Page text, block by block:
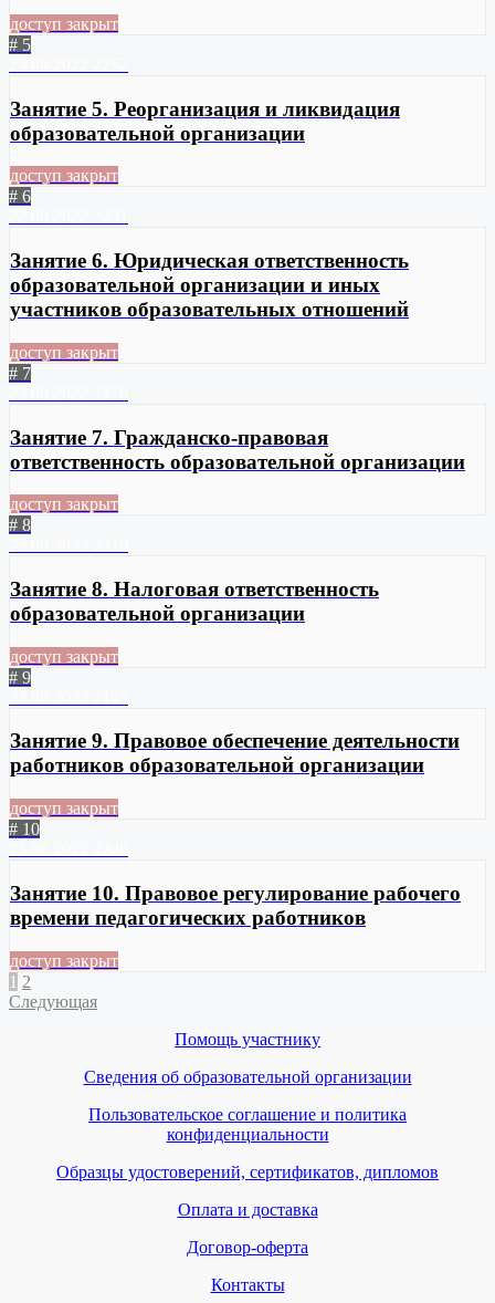
доступ закрыт
# 5
Занятие 5. Реорганизация и ликвидация
образовательной организации
доступ закрыт
# 6
Занятие 6. Юридическая ответственность
образовательной организации и иных
участников образовательных отношений
доступ закрыт
# 7
Занятие 7. Гражданско-правовая
ответственность образовательной организации
доступ закрыт
# 8
Занятие 8. Налоговая ответственность
образовательной организации
доступ закрыт
# 9
Занятие 9. Правовое обеспечение деятельности
работников образовательной организации
доступ закрыт
# 10
Занятие 10. Правовое регулирование рабочего
времени педагогических работников
доступ закрыт
1 2
Следующая
Помощь участнику
Сведения об образовательной организации
Пользовательское соглашение и политика
конфиденциальности
Образцы удостоверений, сертификатов, дипломов
Оплата и доставка
Договор-оферта
Контакты